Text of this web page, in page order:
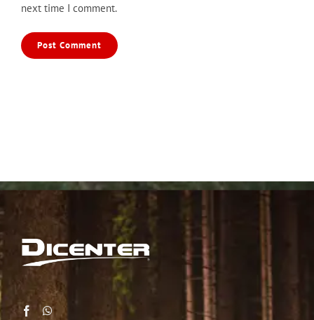
next time I comment.